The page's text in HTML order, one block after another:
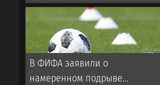
игроку со стороны «Зенита»
В ФИФА заявили о
намеренном подрыве